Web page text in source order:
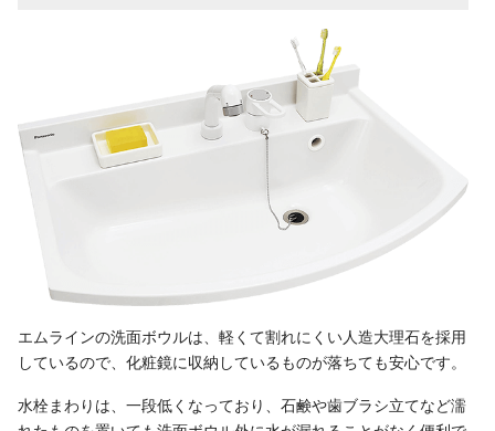
エムラインの洗面ボウルは、軽くて割れにくい人造大理石を採用
しているので、化粧鏡に収納しているものが落ちても安心です。
水栓まわりは、一段低くなっており、石鹸や歯ブラシ立てなど濡